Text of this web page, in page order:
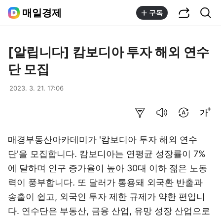
매일경제 구독
[알립니다] 캄보디아 투자 해외 연수
단 모집
2023. 3. 21. 17:06
매경부동산아카데미가 '캄보디아 투자 해외 연수
단'을 모집합니다. 캄보디아는 연평균 성장률이 7%
에 달하며 인구 증가율이 높아 30대 이하 젊은 노동
력이 풍부합니다. 또 달러가 통용돼 외국환 반출과
송출이 쉽고, 외국인 투자 제한 규제가 약한 편입니
다. 연수단은 부동산, 금융 산업, 유망 성장 산업으로